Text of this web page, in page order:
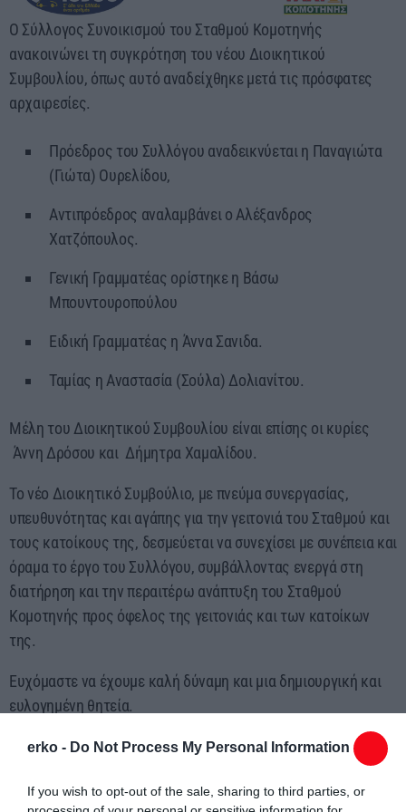
erko - Do Not Process My Personal Information
If you wish to opt-out of the sale, sharing to third parties, or
08:00 - 10:00
Ο Σύλλογος Συνοικισμού του Σταθμού Κομοτηνής
ανακοινώνει τη συγκρότηση του νέου Διοικητικού
Συμβουλίου, όπως αυτό αναδείχθηκε μετά τις πρόσφατες
αρχαιρεσίες.
Πρόεδρος του Συλλόγου αναδεικνύεται η Παναγιώτα
(Γιώτα) Ουρελίδου,
Αντιπρόεδρος αναλαμβάνει ο Αλέξανδρος
Χατζόπουλος.
Γενική Γραμματέας ορίστηκε η Βάσω
Μπουντουροπούλου
Ειδική Γραμματέας η Άννα Σανιδα.
Ταμίας η Αναστασία (Σούλα) Δολιανίτου.
Μέλη του Διοικητικού Συμβουλίου είναι επίσης οι κυρίες
Άννη Δρόσου και Δήμητρα Χαμαλίδου.
Το νέο Διοικητικό Συμβούλιο, με πνεύμα συνεργασίας,
υπευθυνότητας και αγάπης για την γειτονιά του Σταθμού και
τους κατοίκους της, δεσμεύεται να συνεχίσει με συνέπεια και
όραμα το έργο του Συλλόγου, συμβάλλοντας ενεργά στη
διατήρηση και την περαιτέρω ανάπτυξη του Σταθμού
Κομοτηνής προς όφελος της γειτονιάς και των κατοίκων
της.
Ευχόμαστε να έχουμε καλή δύναμη και μια δημιουργική και
ευλογημένη θητεία.